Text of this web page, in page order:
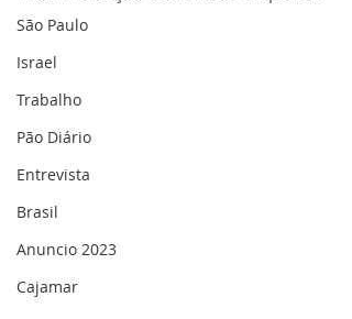
São Paulo
Israel
Trabalho
Pão Diário
Entrevista
Brasil
Anuncio 2023
Cajamar